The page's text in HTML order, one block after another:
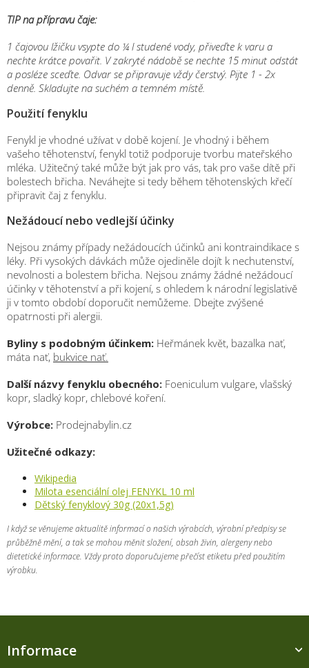
TIP na přípravu čaje:
1 čajovou lžičku vsypte do ¼ l studené vody, přiveďte k varu a
nechte krátce povařit. V zakryté nádobě se nechte 15 minut odstát
a posléze sceďte. Odvar se připravuje vždy čerstvý. Pijte 1 - 2x
denně. Skladujte na suchém a temném místě.
Použití fenyklu
Fenykl je vhodné užívat v době kojení. Je vhodný i během
vašeho těhotenství, fenykl totiž podporuje tvorbu mateřského
mléka. Užitečný také může být jak pro vás, tak pro vaše dítě při
bolestech břicha. Neváhejte si tedy během těhotenských křečí
připravit čaj z fenyklu.
Nežádoucí nebo vedlejší účinky
Nejsou známy případy nežádoucích účinků ani kontraindikace s
léky. Při vysokých dávkách může ojediněle dojít k nechutenství,
nevolnosti a bolestem břicha. Nejsou známy žádné nežádoucí
účinky v těhotenství a při kojení, s ohledem k národní legislativě
ji v tomto období doporučit nemůžeme. Dbejte zvýšené
opatrnosti při alergii.
Byliny s podobným účinkem: Heřmánek květ, bazalka nať,
máta nať, bukvice nať.
Další názvy fenyklu obecného: Foeniculum vulgare, vlašský
kopr, sladký kopr, chlebové koření.
Výrobce: Prodejnabylin.cz
Užitečné odkazy:
Wikipedia
Milota esenciální olej FENYKL 10 ml
Dětský fenyklový 30g (20x1,5g)
I když se věnujeme aktualitě informací o našich výrobcích, výrobní předpisy se
průběžně mění, a tak se mohou měnit složení, obsah živin, alergeny nebo
dietetické informace. Vždy proto doporučujeme přečíst etiketu před použitím
výrobku.
Z
Informace